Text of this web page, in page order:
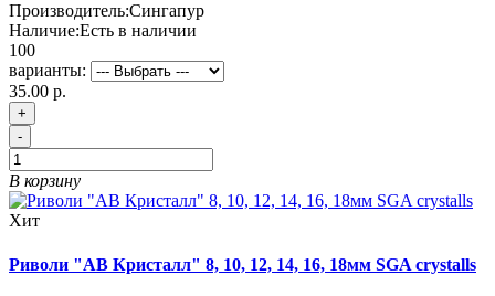
Производитель:Сингапур
Наличие:Есть в наличии
100
варианты:
35.00 р.
+
-
В корзину
Хит
Риволи "АВ Кристалл" 8, 10, 12, 14, 16, 18мм SGA crystalls